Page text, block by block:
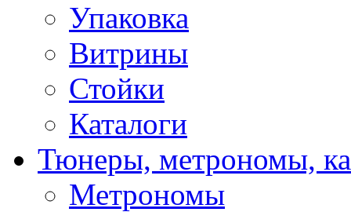
Упаковка
Витрины
Стойки
Каталоги
Тюнеры, метрономы,
Метрономы